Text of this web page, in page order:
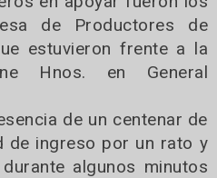
de Productores de
estuvieron frente a la
Hnos. en General
de un centenar de
de ingreso por un rato y
algunos minutos